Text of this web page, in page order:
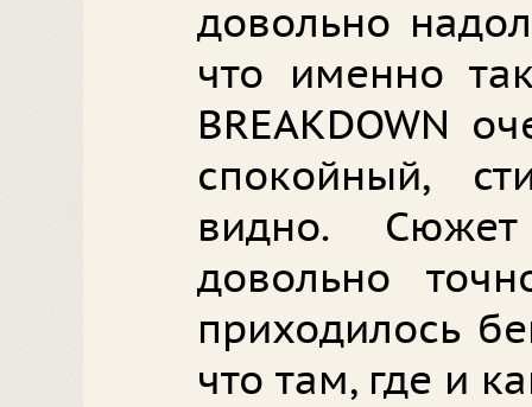
довольно
что именно
BREAKDOWN
спокойный,
видно.
довольно
приходилось
что там, где и